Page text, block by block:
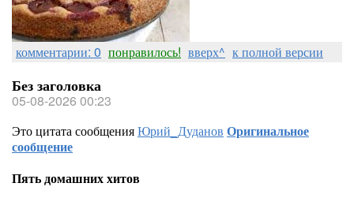
комментарии: 0 понравилось! вверх^ к полной версии
Без заголовка
05-08-2026 00:23
Это цитата сообщенияЮрий_Дуданов Оригинальное
сообщение
Пять домашних хитов